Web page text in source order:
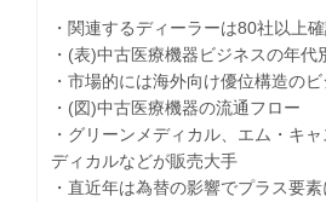
・関連するディーラーは80社以上
・(表)中古医療機器ビジネスの年
・市場的には海外向け優位構造のビ
・(図)中古医療機器の流通フロー
・グリーンメディカル、エム・キ
ディカルなどが販売大手
・直近年は為替の影響でプラス要素